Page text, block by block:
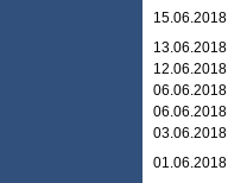
15.06.2018
13.06.2018
12.06.2018
06.06.2018
06.06.2018
03.06.2018
01.06.2018